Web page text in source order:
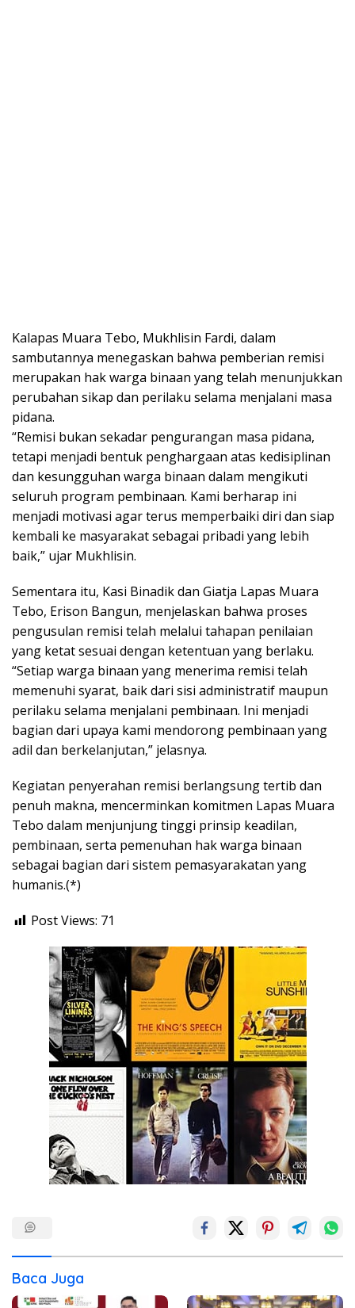
Kalapas Muara Tebo, Mukhlisin Fardi, dalam
sambutannya menegaskan bahwa pemberian remisi
merupakan hak warga binaan yang telah menunjukkan
perubahan sikap dan perilaku selama menjalani masa
pidana.
“Remisi bukan sekadar pengurangan masa pidana,
tetapi menjadi bentuk penghargaan atas kedisiplinan
dan kesungguhan warga binaan dalam mengikuti
seluruh program pembinaan. Kami berharap ini
menjadi motivasi agar terus memperbaiki diri dan siap
kembali ke masyarakat sebagai pribadi yang lebih
baik,” ujar Mukhlisin.
Sementara itu, Kasi Binadik dan Giatja Lapas Muara
Tebo, Erison Bangun, menjelaskan bahwa proses
pengusulan remisi telah melalui tahapan penilaian
yang ketat sesuai dengan ketentuan yang berlaku.
“Setiap warga binaan yang menerima remisi telah
memenuhi syarat, baik dari sisi administratif maupun
perilaku selama menjalani pembinaan. Ini menjadi
bagian dari upaya kami mendorong pembinaan yang
adil dan berkelanjutan,” jelasnya.
Kegiatan penyerahan remisi berlangsung tertib dan
penuh makna, mencerminkan komitmen Lapas Muara
Tebo dalam menjunjung tinggi prinsip keadilan,
pembinaan, serta pemenuhan hak warga binaan
sebagai bagian dari sistem pemasyarakatan yang
humanis.(*)
Post Views: 71
Baca Juga